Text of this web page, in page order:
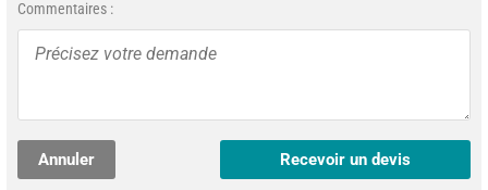
Commentaires :
Annuler Recevoir un devis